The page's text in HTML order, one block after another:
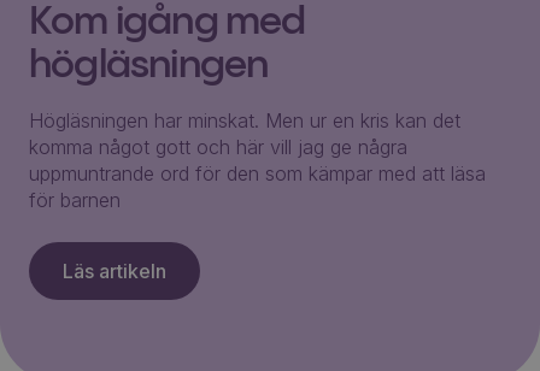
Kom igång med
högläsningen
Högläsningen har minskat. Men ur en kris kan det
komma något gott och här vill jag ge några
uppmuntrande ord för den som kämpar med att läsa
för barnen
Läs artikeln